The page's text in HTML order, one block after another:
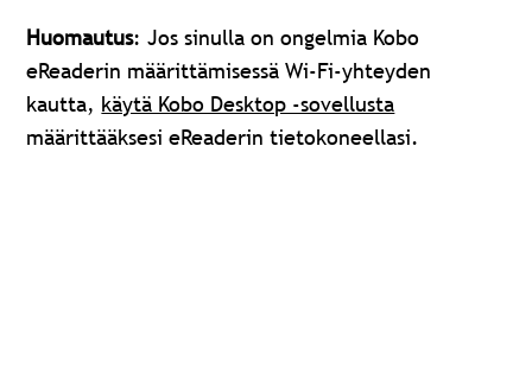
Huomautus: Jos sinulla on ongelmia Kobo
eReaderin määrittämisessä Wi-Fi-yhteyden
kautta, käytä Kobo Desktop -sovellusta
määrittääksesi eReaderin tietokoneellasi.